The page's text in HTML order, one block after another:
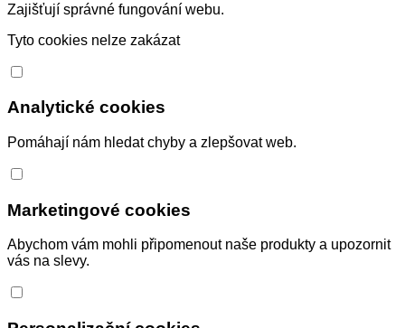
Zajišťují správné fungování webu.
Tyto cookies nelze zakázat
Analytické cookies
Pomáhají nám hledat chyby a zlepšovat web.
Marketingové cookies
Abychom vám mohli připomenout naše produkty a upozornit
vás na slevy.